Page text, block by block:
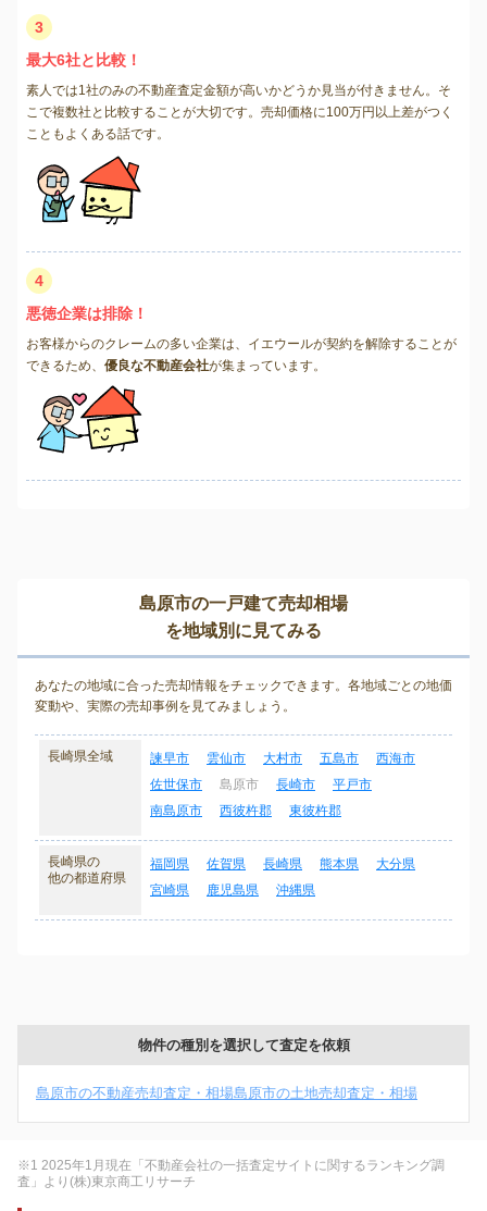
3
最大6社と比較！
素人では1社のみの不動産査定金額が高いかどうか見当が付きません。そ
こで複数社と比較することが大切です。売却価格に100万円以上差がつく
こともよくある話です。
4
悪徳企業は排除！
お客様からのクレームの多い企業は、イエウールが契約を解除することが
できるため、 優良な不動産会社が集まっています。
島原市の一戸建て売却相場
を地域別に見てみる
あなたの地域に合った売却情報をチェックできます。各地域ごとの地価
変動や、実際の売却事例を見てみましょう。
長崎県全域 諫早市 雲仙市 大村市 五島市
西海市
佐世保市
島原市 長崎市
平戸市
南島原市
西彼杵郡 東彼杵郡
長崎県の
他の都道府県
福岡県 佐賀県 長崎県 熊本県
大分県
宮崎県
鹿児島県 沖縄県
物件の種別を選択して査定を依頼
島原市の不動産売却査定・相場島原市の土地売却査定・相場
※1 2025年1月現在「不動産会社の一括査定サイトに関するランキング調
査」より(株)東京商工リサーチ